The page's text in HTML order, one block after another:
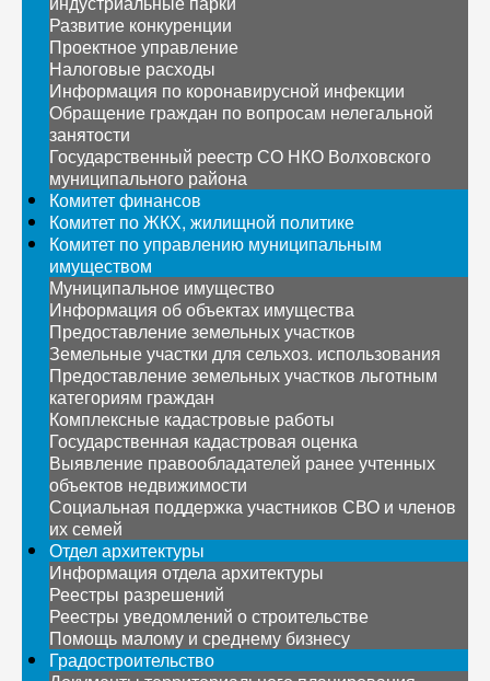
Развитие конкуренции
Проектное управление
Налоговые расходы
Информация по коронавирусной инфекции
Обращение граждан по вопросам нелегальной
занятости
Государственный реестр СО НКО Волховского
муниципального района
Комитет финансов
Комитет по ЖКХ, жилищной политике
Комитет по управлению муниципальным
имуществом
Муниципальное имущество
Информация об объектах имущества
Предоставление земельных участков
Земельные участки для сельхоз. использования
Предоставление земельных участков льготным
категориям граждан
Комплексные кадастровые работы
Государственная кадастровая оценка
Выявление правообладателей ранее учтенных
объектов недвижимости
Социальная поддержка участников СВО и членов
их семей
Отдел архитектуры
Информация отдела архитектуры
Реестры разрешений
Реестры уведомлений о строительстве
Помощь малому и среднему бизнесу
Градостроительство